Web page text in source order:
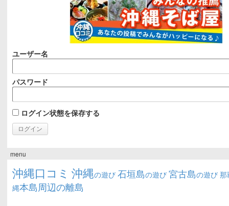
ユーザー名
パスワード
ログイン状態を保存する
menu
沖縄口コミ 沖縄の遊び 石垣島の遊び 宮古島の遊び 那
縄本島周辺の離島